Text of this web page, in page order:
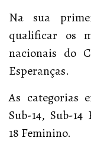
Na sua
qualificar os
nacionais do
Esperanças.
As categorias
Sub-14, Sub-
18 Feminino.